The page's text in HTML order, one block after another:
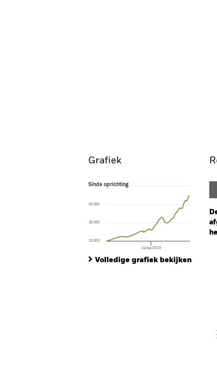
Grafiek
Sinds oprichting
The chart has 1 X axis displaying Time.
The chart has 1 Y axis displaying values.
Sinds oprichting
31/dec/2019
10.000
50.000
30.000
Volledige grafiek bekijken